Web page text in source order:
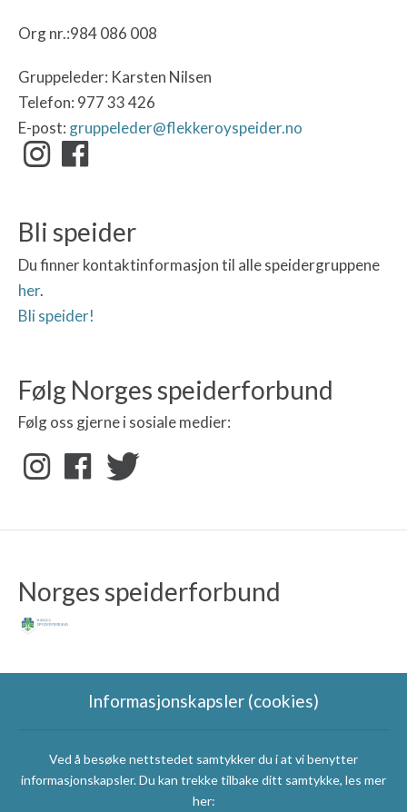
Org nr.:984 086 008
Gruppeleder: Karsten Nilsen
Telefon: 977 33 426
E-post: gruppeleder@flekkeroyspeider.no
Bli speider
Du finner kontaktinformasjon til alle speidergruppene
her.
Bli speider!
Følg Norges speiderforbund
Følg oss gjerne i sosiale medier:
Norges speiderforbund
Sponsorer
Informasjonskapsler (cookies)
Ved å besøke nettstedet samtykker du i at vi benytter
informasjonskapsler. Du kan trekke tilbake ditt samtykke, les mer
her: